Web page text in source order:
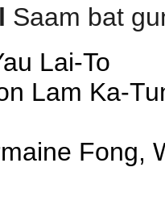
Saam bat
Lai-To
Lam Ka-
Fong,